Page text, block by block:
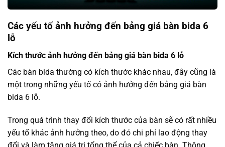
Các yếu tố ảnh hưởng đến bảng giá bàn bida 6
lỗ
Kích thước ảnh hưởng đến bảng giá bàn bida 6 lỗ
Các bàn bida thường có kích thước khác nhau, đây cũng là
một trong những yếu tố có ảnh hưởng đến bảng giá bàn
bida 6 lỗ.
Trong quá trình thay đổi kích thước của bàn sẽ có rất nhiều
yếu tố khác ảnh hưởng theo, do đó chi phí lao động thay
đổi và làm tăng giá trị tổng thể của cả chiếc bàn. Thông